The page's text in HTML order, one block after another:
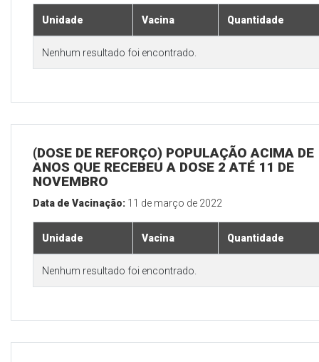
Unidade Vacina Quantidade
Nenhum resultado foi encontrado.
(DOSE DE REFORÇO) POPULAÇÃO ACIMA DE
ANOS QUE RECEBEU A DOSE 2 ATÉ 11 DE
NOVEMBRO
Data de Vacinação: 11 de março de 2022
Unidade Vacina Quantidade
Nenhum resultado foi encontrado.